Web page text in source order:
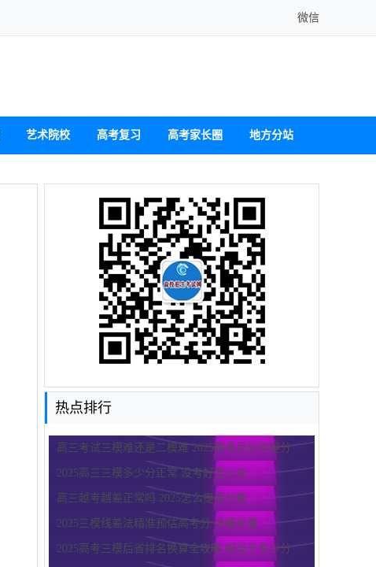
微信
艺术院校 高考复习 高考家长圈 地方分站
热点排行
高三考试三模难还是二模难 2025模考后如何提分
2025高三三模多少分正常 没考好怎么办
高三越考越差正常吗 2025怎么提高分数
2025三模线差法精准预估高考分 详细步骤
2025高考三模后省排名换算全攻略 相当于多少分